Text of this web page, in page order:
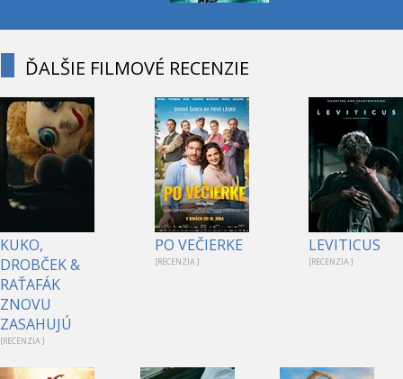
ĎALŠIE FILMOVÉ RECENZIE
KUKO,
DROBČEK &
RAŤAFÁK
ZNOVU
ZASAHUJÚ
[RECENZIA ]
PO VEČIERKE
[RECENZIA ]
LEVITICUS
[RECENZIA ]